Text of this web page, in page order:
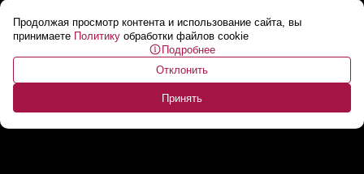
Продолжая просмотр контента и использование сайта, вы
принимаете Политику обработки файлов cookie
Подробнее
Отклонить
Принять
Покушение на Трампа может повториться?